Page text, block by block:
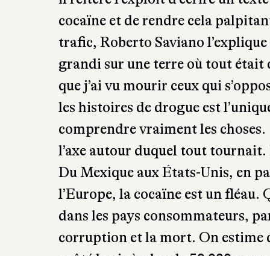
il réitère l’exploit d’écrire un
cocaïne et de rendre cela
trafic, Roberto Saviano
grandi sur une terre où tout était
que j’ai vu mourir ceux qui
les histoires de drogue est
comprendre vraiment les
l’axe autour duquel tout
Du Mexique aux États-Unis, en
l’Europe, la cocaïne est un fléau.
dans les pays consommateurs,
corruption et la mort. On estime